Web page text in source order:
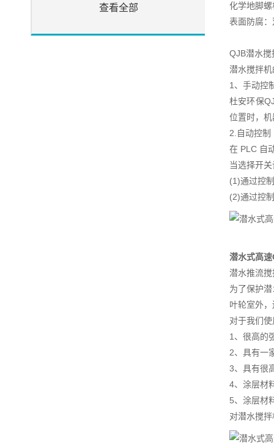
查看全部
化学地脚
表面防腐
QJB潜水
潜水搅拌
1、手动控
杜安环保
位置时，
2.自动控制
在 PLC 自
当选择开
(1)通过控
(2)通过控
潜水式高
潜水推流
为了保护
叶轮室外
对于我们
1、很高的
2、具有一
3、具有很
4、涂层材
5、涂层材
对潜水搅